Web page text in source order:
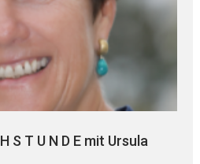
H S T U N D E mit Ursula